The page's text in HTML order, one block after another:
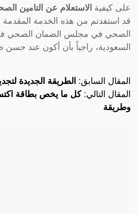
على كيفية الاستعلام عن التامين
قد استفدتم من هذه الخدمة المقدمة
الصحي في مجلس الضمان الصحي في
السعودية، راجياً بأن أكون عند حسن
المقال السابق: الطريقة الجديدة
المقال التالي:كل ما يخص بطاقة
وطريقة